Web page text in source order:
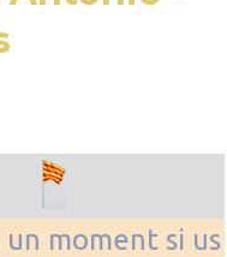
un moment si us